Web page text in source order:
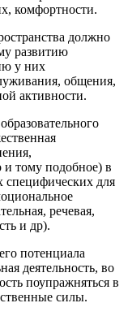
комфортности.
должно
развитию
у них
общения,
активности.
и тому подобное) в
специфических для
речевая,
и др).
потенциала
деятельность, во
поупражняться в
силы.